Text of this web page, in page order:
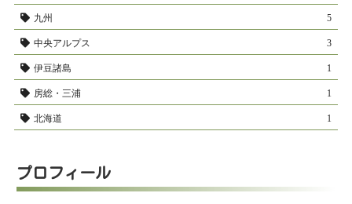
九州 5
中央アルプス 3
伊豆諸島 1
房総・三浦 1
北海道 1
プロフィール